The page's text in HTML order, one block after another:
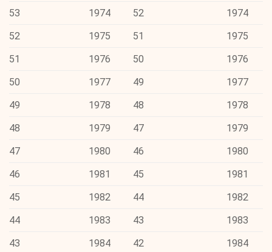
53
1974 52
1974
52
1975 51
1975
51
1976 50
1976
50
1977 49
1977
49
1978 48
1978
48
1979 47
1979
47
1980 46
1980
46
1981 45
1981
45
1982 44
1982
44
1983 43
1983
43
1984 42
1984